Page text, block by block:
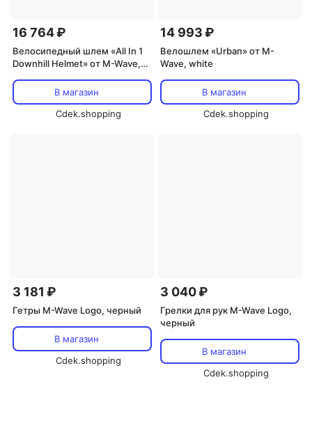
16 764 ₽
Велосипедный шлем «All In 1
Downhill Helmet» от M-Wave,
В магазин
Cdek.shopping
14 993 ₽
Велошлем «Urban» от M-
Wave, white
В магазин
Cdek.shopping
3 181 ₽
Гетры M-Wave Logo, черный
В магазин
Cdek.shopping
3 040 ₽
Грелки для рук M-Wave Logo,
черный
В магазин
Cdek.shopping